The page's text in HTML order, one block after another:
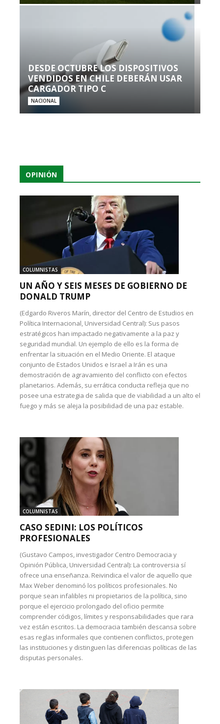
DESDE OCTUBRE LOS DISPOSITIVOS
VENDIDOS EN CHILE DEBERÁN USAR
CARGADOR TIPO C
NACIONAL
OPINIÓN
COLUMNISTAS
UN AÑO Y SEIS MESES DE GOBIERNO DE
DONALD TRUMP
(Edgardo Riveros Marín, director del Centro de Estudios en
Política Internacional, Universidad Central): Sus pasos
estratégicos han impactado negativamente a la paz y
seguridad mundial. Un ejemplo de ello es la forma de
enfrentar la situación en el Medio Oriente. El ataque
conjunto de Estados Unidos e Israel a Irán es una
demostración de agravamiento del conflicto con efectos
planetarios. Además, su errática conducta refleja que no
posee una estrategia de salida que de viabilidad a un alto el
fuego y más se aleja la posibilidad de una paz estable.
COLUMNISTAS
CASO SEDINI: LOS POLÍTICOS
PROFESIONALES
(Gustavo Campos, investigador Centro Democracia y
Opinión Pública, Universidad Central): La controversia sí
ofrece una enseñanza. Reivindica el valor de aquello que
Max Weber denominó los políticos profesionales. No
porque sean infalibles ni propietarios de la política, sino
porque el ejercicio prolongado del oficio permite
comprender códigos, límites y responsabilidades que rara
vez están escritos. La democracia también descansa sobre
esas reglas informales que contienen conflictos, protegen
las instituciones y distinguen las diferencias políticas de las
disputas personales.